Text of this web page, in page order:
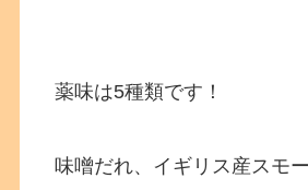
薬味は5種類です！
味噌だれ、イギリス産スモ